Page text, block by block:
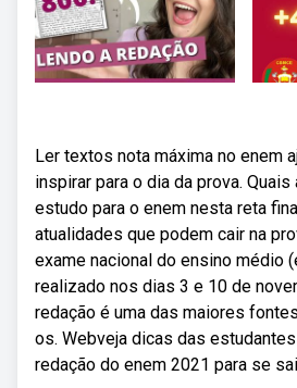
Ler textos nota máxima no enem
inspirar para o dia da prova.
estudo para o enem nesta reta
atualidades que podem cair na
exame nacional do ensino médio
realizado nos dias 3 e 10 de
redação é uma das maiores
os. Webveja dicas das
redação do enem 2021 para se